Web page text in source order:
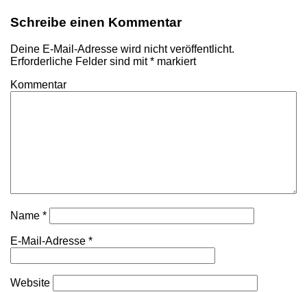
Schreibe einen Kommentar
Deine E-Mail-Adresse wird nicht veröffentlicht.
Erforderliche Felder sind mit* markiert
Kommentar
Name *
E-Mail-Adresse *
Website